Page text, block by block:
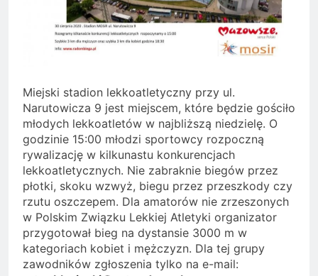
Miejski stadion lekkoatletyczny przy ul.
Narutowicza 9 jest miejscem, które będzie gościło
młodych lekkoatletów w najbliższą niedzielę. O
godzinie 15:00 młodzi sportowcy rozpoczną
rywalizację w kilkunastu konkurencjach
lekkoatletycznych. Nie zabraknie biegów przez
płotki, skoku wzwyż, biegu przez przeszkody czy
rzutu oszczepem. Dla amatorów nie zrzeszonych
w Polskim Związku Lekkiej Atletyki organizator
przygotował bieg na dystansie 3000 m w
kategoriach kobiet i mężczyzn. Dla tej grupy
zawodników zgłoszenia tylko na e-mail: